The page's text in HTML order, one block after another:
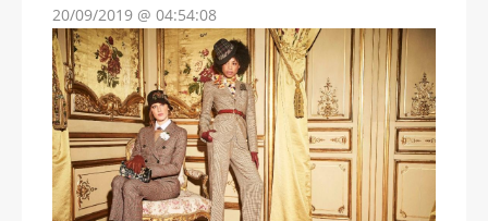
20/09/2019 @ 04:54:08